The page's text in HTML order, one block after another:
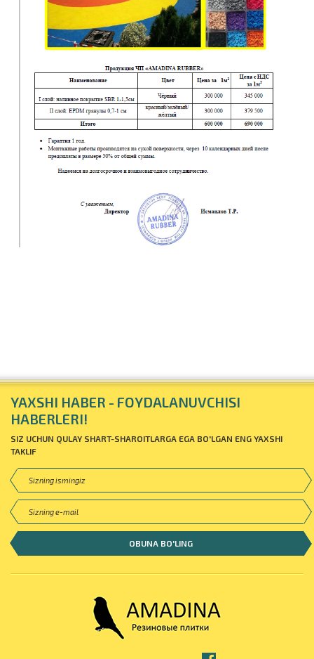
YAXSHI HABER - FOYDALANUVCHISI
HABERLERI!
SIZ UCHUN QULAY SHART-SHAROITLARGA EGA BO'LGAN ENG YAXSHI
TAKLIF